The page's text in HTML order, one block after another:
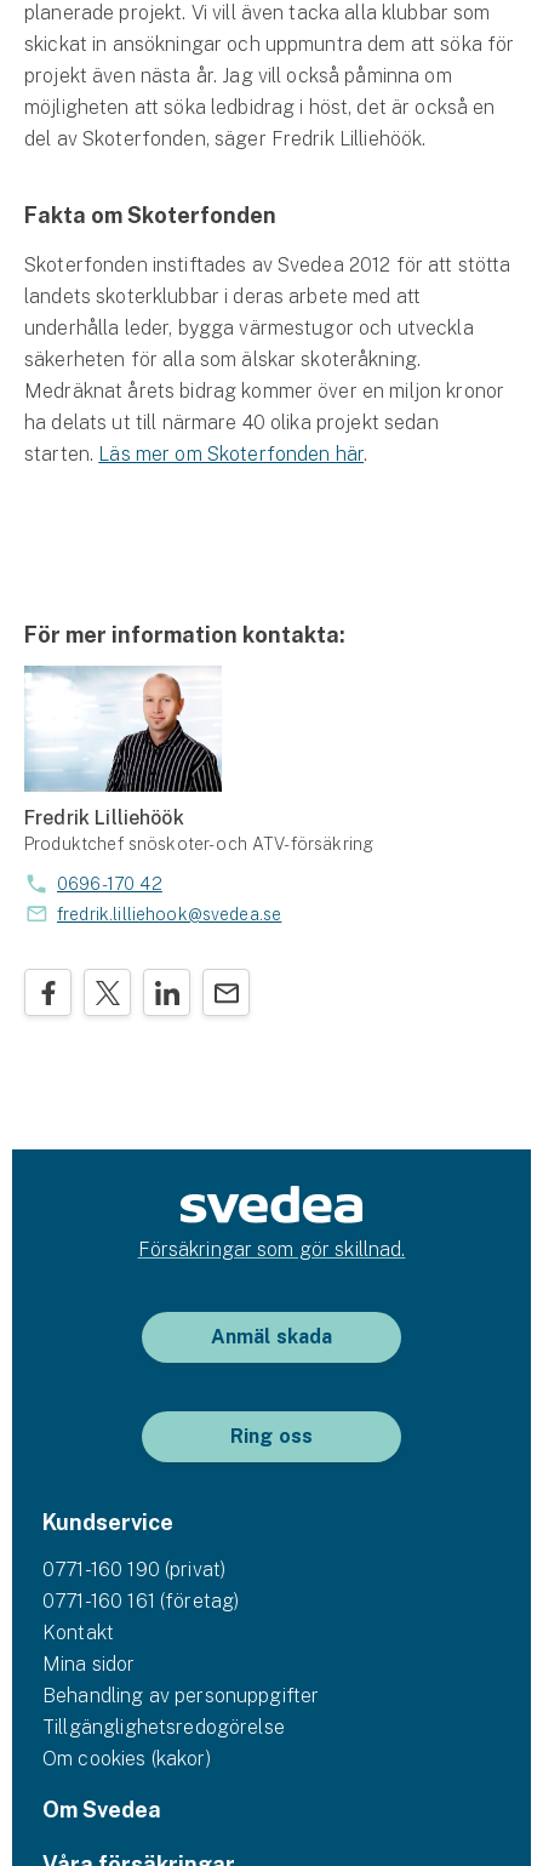
planerade projekt. Vi vill även tacka alla klubbar som
skickat in ansökningar och uppmuntra dem att söka för
projekt även nästa år. Jag vill också påminna om
möjligheten att söka ledbidrag i höst, det är också en
del av Skoterfonden, säger Fredrik Lilliehöök.
Fakta om Skoterfonden
Skoterfonden instiftades av Svedea 2012 för att stötta
landets skoterklubbar i deras arbete med att
underhålla leder, bygga värmestugor och utveckla
säkerheten för alla som älskar skoteråkning.
Medräknat årets bidrag kommer över en miljon kronor
ha delats ut till närmare 40 olika projekt sedan
starten. Läs mer om Skoterfonden här.
För mer information kontakta:
Fredrik Lilliehöök
Produktchef snöskoter- och ATV-försäkring
0696-170 42
fredrik.lilliehook@svedea.se
Försäkringar som gör skillnad.
Anmäl skada
Ring oss
Kundservice
0771-160 190 (privat)
0771-160 161 (företag)
Kontakt
Mina sidor
Behandling av personuppgifter
Tillgänglighetsredogörelse
Om cookies (kakor)
Om Svedea